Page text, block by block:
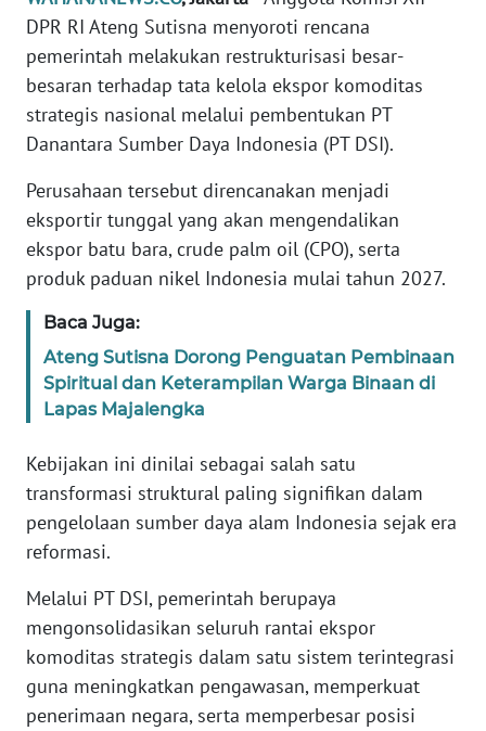
DPR RI Ateng Sutisna menyoroti rencana
pemerintah melakukan restrukturisasi besar-
besaran terhadap tata kelola ekspor komoditas
strategis nasional melalui pembentukan PT
Danantara Sumber Daya Indonesia (PT DSI).
Perusahaan tersebut direncanakan menjadi
eksportir tunggal yang akan mengendalikan
ekspor batu bara, crude palm oil (CPO), serta
produk paduan nikel Indonesia mulai tahun 2027.
Baca Juga:
Ateng Sutisna Dorong Penguatan Pembinaan
Spiritual dan Keterampilan Warga Binaan di
Lapas Majalengka
Kebijakan ini dinilai sebagai salah satu
transformasi struktural paling signifikan dalam
pengelolaan sumber daya alam Indonesia sejak era
reformasi.
Melalui PT DSI, pemerintah berupaya
mengonsolidasikan seluruh rantai ekspor
komoditas strategis dalam satu sistem terintegrasi
guna meningkatkan pengawasan, memperkuat
penerimaan negara, serta memperbesar posisi
Informasi
INDEKS
BERITA
KONTAK
INFO
IKLAN
TENTANG
KAMI
PEDOMAN
MEDIA
SIBER
REDAKSI
KARIR
DISCLAIMER
Wahana
Regional